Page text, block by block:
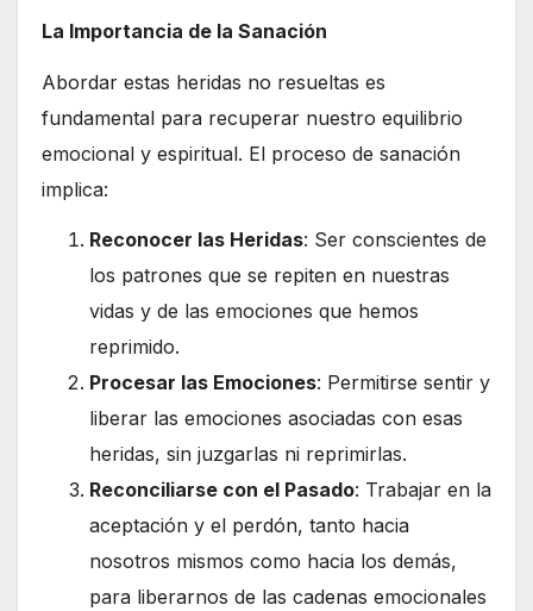
La Importancia de la Sanación
Abordar estas heridas no resueltas es
fundamental para recuperar nuestro equilibrio
emocional y espiritual. El proceso de sanación
implica:
Reconocer las Heridas: Ser conscientes de
los patrones que se repiten en nuestras
vidas y de las emociones que hemos
reprimido.
Procesar las Emociones: Permitirse sentir y
liberar las emociones asociadas con esas
heridas, sin juzgarlas ni reprimirlas.
Reconciliarse con el Pasado: Trabajar en la
aceptación y el perdón, tanto hacia
nosotros mismos como hacia los demás,
para liberarnos de las cadenas emocionales